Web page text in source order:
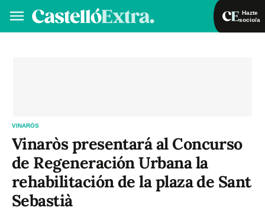
Hazte
socio/a
VINARÓS
Vinaròs presentará al Concurso
de Regeneración Urbana la
rehabilitación de la plaza de Sant
Sebastià